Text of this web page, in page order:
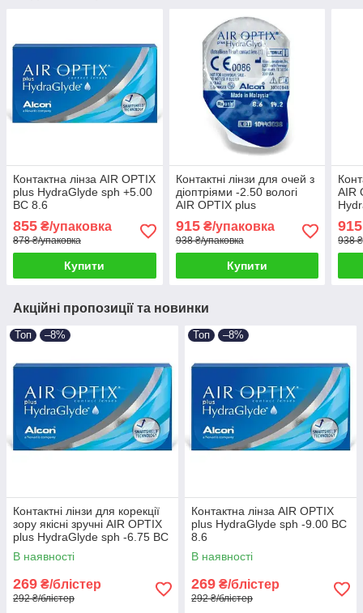
Контактна лінза AIR OPTIX
plus HydraGlyde sph +5.00
BC 8.6
855 ₴/упаковка
878 ₴/упаковка
Купити
Контактні лінзи для очей з
діоптріями -2.50 вологі
AIR OPTIX plus
915₴/упаковка
938 ₴/упаковка
Купити
AIR
915
938
Акційні пропозиції та новинки
Топ –8%
Контактні лінзи для корекції
зору якісні зручні AIR OPTIX
plus HydraGlyde sph -6.75 BC
8.6
В наявності
269 ₴/блістер
292 ₴/блістер
Топ –8%
Контактна лінза AIR OPTIX
plus HydraGlyde sph -9.00 BC
8.6
В наявності
269 ₴/блістер
292 ₴/блістер